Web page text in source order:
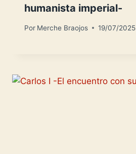
humanista imperial-
Por Merche Braojos 19/07/2025